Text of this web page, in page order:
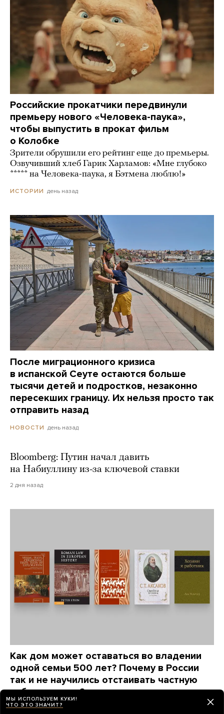
Российские прокатчики передвинули
премьеру нового «Человека-паука»,
чтобы выпустить в прокат фильм
о Колобке
Зрители обрушили его рейтинг еще до премьеры.
Озвучивший хлеб Гарик Харламов: «Мне глубоко
***** на Человека-паука, я Бэтмена люблю!»
ИСТОРИИ день назад
После миграционного кризиса
в испанской Сеуте остаются больше
тысячи детей и подростков, незаконно
пересекших границу. Их нельзя просто так
отправить назад
НОВОСТИ день назад
Bloomberg: Путин начал давить
на Набиуллину из-за ключевой ставки
2 дня назад
Как дом может оставаться во владении
одной семьи 500 лет? Почему в России
так и не научились отстаивать частную
собственность?
Автор книги «Люди за забором» Максим
МЫ ИСПОЛЬЗУЕМ КУКИ!
ЧТО ЭТО ЗНАЧИТ?